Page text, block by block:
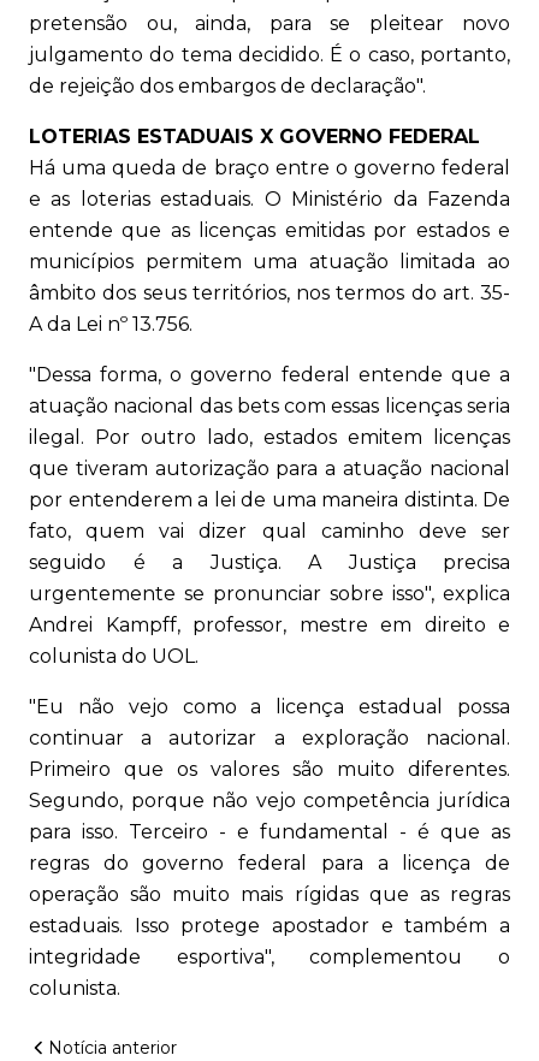
pretensão ou, ainda, para se pleitear novo
julgamento do tema decidido. É o caso, portanto,
de rejeição dos embargos de declaração".
LOTERIAS ESTADUAIS X GOVERNO FEDERAL
Há uma queda de braço entre o governo federal
e as loterias estaduais. O Ministério da Fazenda
entende que as licenças emitidas por estados e
municípios permitem uma atuação limitada ao
âmbito dos seus territórios, nos termos do art. 35-
A da Lei nº 13.756.
"Dessa forma, o governo federal entende que a
atuação nacional das bets com essas licenças seria
ilegal. Por outro lado, estados emitem licenças
que tiveram autorização para a atuação nacional
por entenderem a lei de uma maneira distinta. De
fato, quem vai dizer qual caminho deve ser
seguido é a Justiça. A Justiça precisa
urgentemente se pronunciar sobre isso", explica
Andrei Kampff, professor, mestre em direito e
colunista do UOL.
"Eu não vejo como a licença estadual possa
continuar a autorizar a exploração nacional.
Primeiro que os valores são muito diferentes.
Segundo, porque não vejo competência jurídica
para isso. Terceiro - e fundamental - é que as
regras do governo federal para a licença de
operação são muito mais rígidas que as regras
estaduais. Isso protege apostador e também a
integridade esportiva", complementou o
colunista.
Notícia anterior